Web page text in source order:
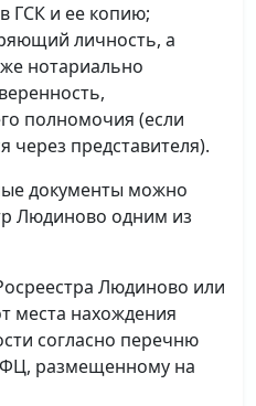
ГСК и ее копию;
личность, а
нотариально
полномочия (если
через представителя).
документы можно
Людиново одним из
Людиново или
места нахождения
согласно перечню
размещенному на